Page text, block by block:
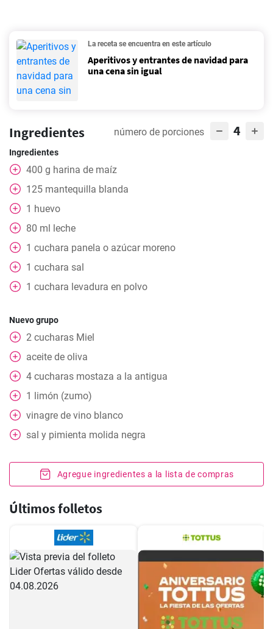
La receta se encuentra en este artículo
Aperitivos y entrantes de navidad para
una cena sin igual
Ingredientes número de porciones 4
Ingredientes
400 g harina de maíz
125 mantequilla blanda
1 huevo
80 ml leche
1 cuchara panela o azúcar moreno
1 cuchara sal
1 cuchara levadura en polvo
Nuevo grupo
2 cucharas Miel
aceite de oliva
4 cucharas mostaza a la antigua
1 limón (zumo)
vinagre de vino blanco
sal y pimienta molida negra
Agregue ingredientes a la lista de compras
Últimos folletos